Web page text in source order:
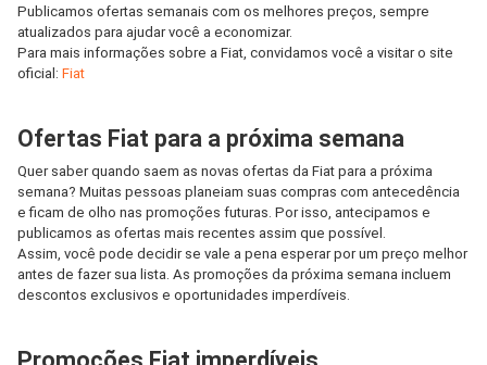
Publicamos ofertas semanais com os melhores preços, sempre
atualizados para ajudar você a economizar.
Para mais informações sobre a Fiat, convidamos você a visitar o site
oficial: Fiat
Ofertas Fiat para a próxima semana
Quer saber quando saem as novas ofertas da Fiat para a próxima
semana? Muitas pessoas planeiam suas compras com antecedência
e ficam de olho nas promoções futuras. Por isso, antecipamos e
publicamos as ofertas mais recentes assim que possível.
Assim, você pode decidir se vale a pena esperar por um preço melhor
antes de fazer sua lista. As promoções da próxima semana incluem
descontos exclusivos e oportunidades imperdíveis.